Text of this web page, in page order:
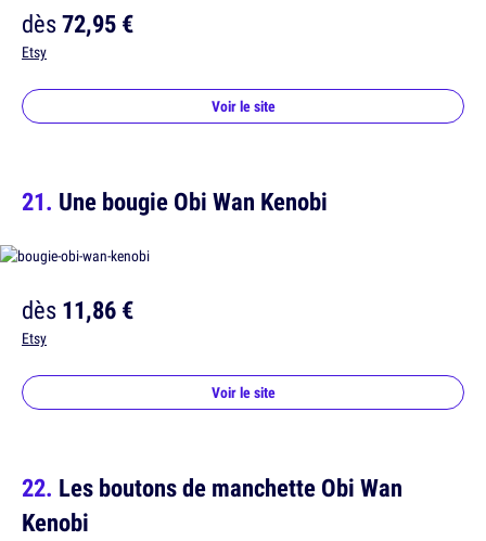
dès72,95 €
Etsy
Voir le site
Une bougie Obi Wan Kenobi
dès11,86 €
Etsy
Voir le site
Les boutons de manchette Obi Wan
Kenobi